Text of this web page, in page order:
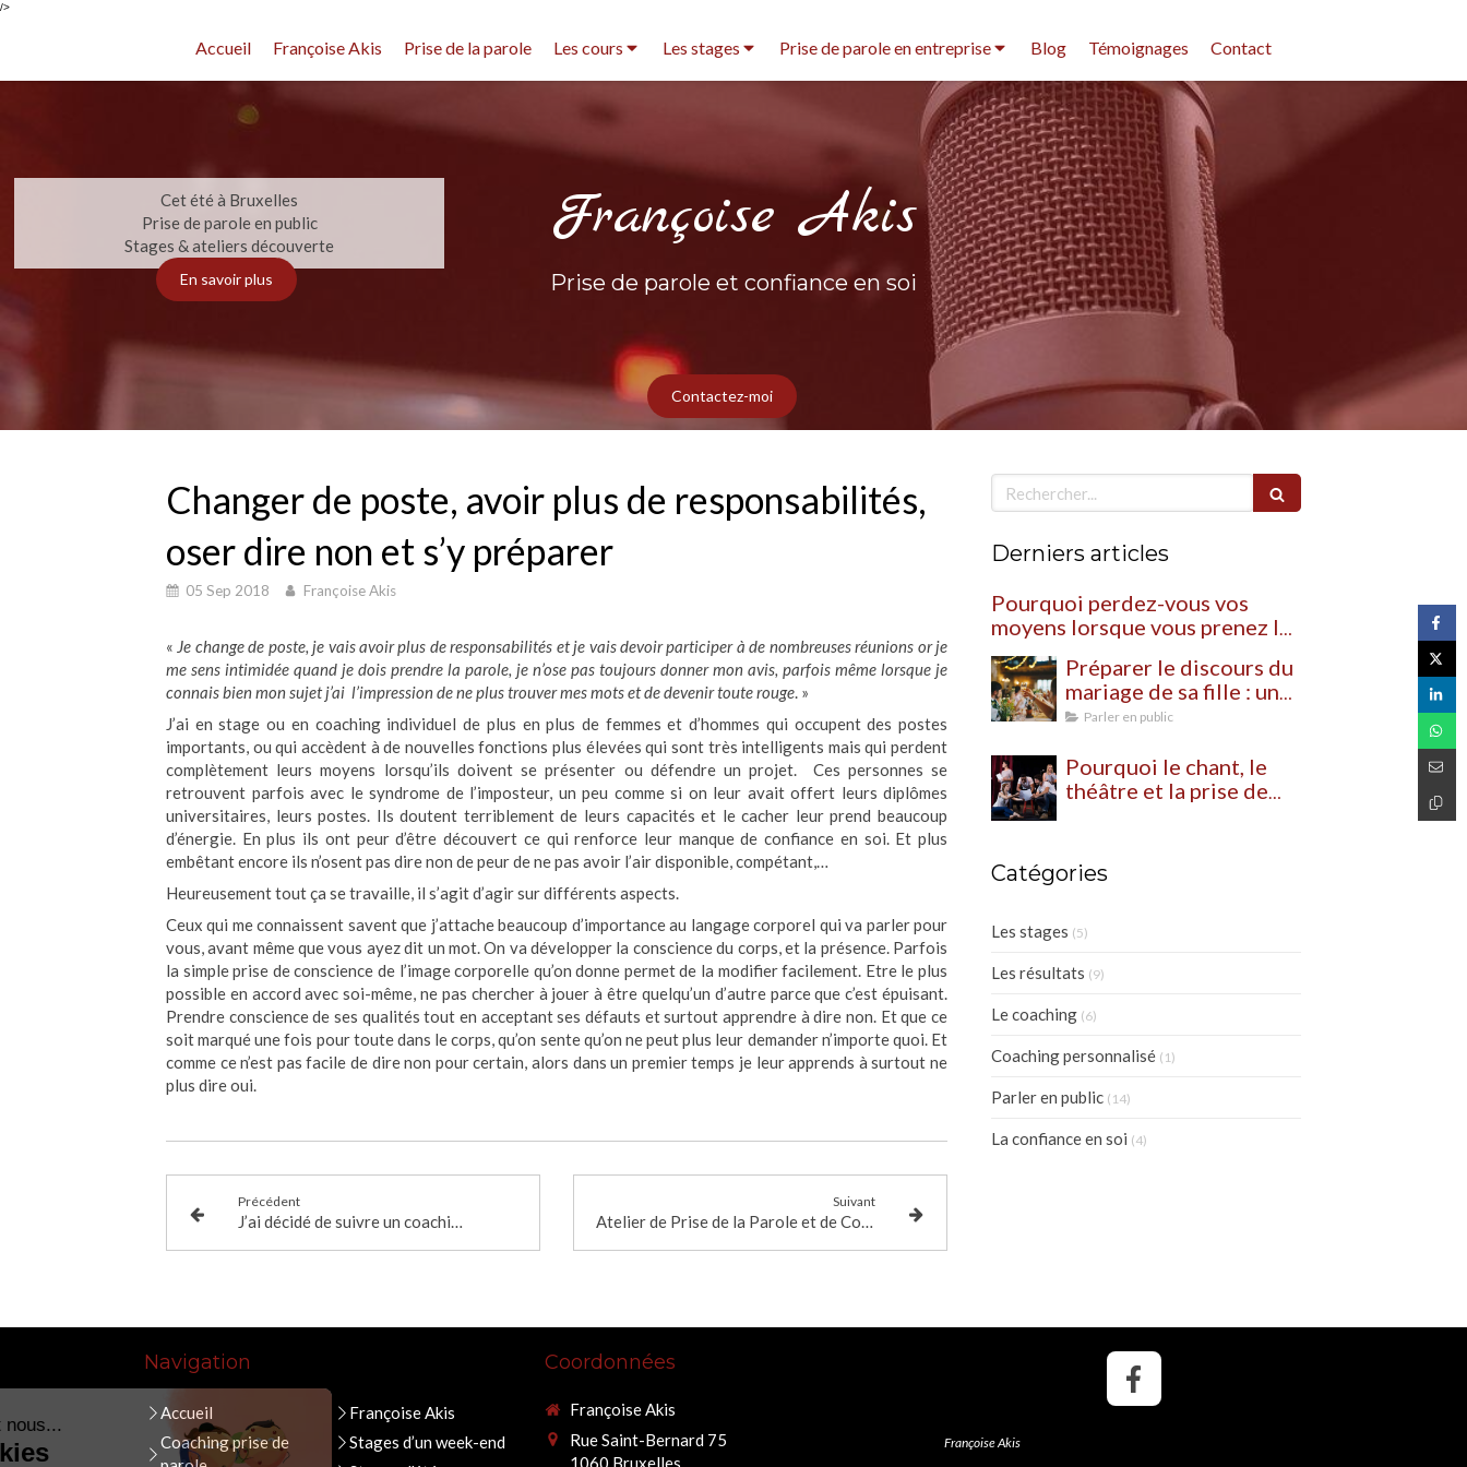
/>
Accueil Françoise Akis Prise de la parole Les cours Les stages Prise de parole en entreprise Blog Témoignages Contact
Françoise Akis
Cet été à Bruxelles
Prise de parole en public
Stages & ateliers découverte
En savoir plus Prise de parole et confiance en soi
Contactez-moi
Changer de poste, avoir plus de responsabilités,
oser dire non et s’y préparer
05 Sep 2018 Françoise Akis
« Je change de poste, je vais avoir plus de responsabilités et je vais devoir participer à de nombreuses réunions or je
me sens intimidée quand je dois prendre la parole, je n’ose pas toujours donner mon avis, parfois même lorsque je
connais bien mon sujet j’ai l’impression de ne plus trouver mes mots et de devenir toute rouge. »
J’ai en stage ou en coaching individuel de plus en plus de femmes et d’hommes qui occupent des postes
importants, ou qui accèdent à de nouvelles fonctions plus élevées qui sont très intelligents mais qui perdent
complètement leurs moyens lorsqu’ils doivent se présenter ou défendre un projet. Ces personnes se
retrouvent parfois avec le syndrome de l’imposteur, un peu comme si on leur avait offert leurs diplômes
universitaires, leurs postes. Ils doutent terriblement de leurs capacités et le cacher leur prend beaucoup
d’énergie. En plus ils ont peur d’être découvert ce qui renforce leur manque de confiance en soi. Et plus
embêtant encore ils n’osent pas dire non de peur de ne pas avoir l’air disponible, compétant,…
Heureusement tout ça se travaille, il s’agit d’agir sur différents aspects.
Ceux qui me connaissent savent que j’attache beaucoup d’importance au langage corporel qui va parler pour
vous, avant même que vous ayez dit un mot. On va développer la conscience du corps, et la présence. Parfois
la simple prise de conscience de l’image corporelle qu’on donne permet de la modifier facilement. Etre le plus
possible en accord avec soi-même, ne pas chercher à jouer à être quelqu’un d’autre parce que c’est épuisant.
Prendre conscience de ses qualités tout en acceptant ses défauts et surtout apprendre à dire non. Et que ce
soit marqué une fois pour toute dans le corps, qu’on sente qu’on ne peut plus leur demander n’importe quoi. Et
comme ce n’est pas facile de dire non pour certain, alors dans un premier temps je leur apprends à surtout ne
plus dire oui.
Précédent
J’ai décidé de suivre un coaching de préparation aux élections communales
Suivant
Atelier de Prise de la Parole et de Confiance en soi : A la découverte de soi.
Rechercher
Derniers articles
Pourquoi perdez-vous vos
moyens lorsque vous prenez la
parole en public?
Préparer le discours du
mariage de sa fille : un
moment souvent plus
l’imagine
Parler en public
Pourquoi le chant, le
théâtre et la prise de
Catégories
Les stages (5)
Les résultats (9)
Le coaching (6)
Coaching personnalisé (1)
Parler en public (14)
La confiance en soi (4)
Navigation
Accueil
Coaching prise de
Françoise Akis
Stages d’un week-end
Coordonnées
Françoise Akis
Rue Saint-Bernard 75
1060 Bruxelles
Françoise Akis